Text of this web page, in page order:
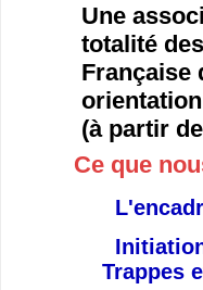
Une
totalité
Française
(à partir
Ce que
Trappes